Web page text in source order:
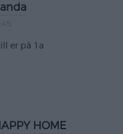
er på 1a
HOME